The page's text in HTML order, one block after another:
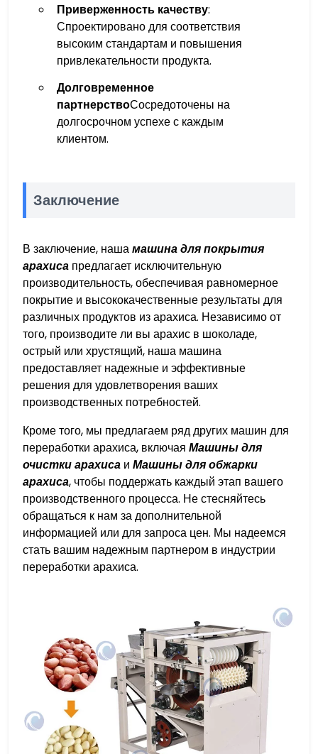
Приверженность качеству:
Спроектировано для соответствия
высоким стандартам и повышения
привлекательности продукта.
Долговременное
партнерствоСосредоточены на
долгосрочном успехе с каждым
клиентом.
Заключение
В заключение, нашамашина для покрытия
арахиса предлагает исключительную
производительность, обеспечивая равномерное
покрытие и высококачественные результаты для
различных продуктов из арахиса. Независимо от
того, производите ли вы арахис в шоколаде,
острый или хрустящий, наша машина
предоставляет надежные и эффективные
решения для удовлетворения ваших
производственных потребностей.
Кроме того, мы предлагаем ряд других машин для
переработки арахиса, включая Машины для
очистки арахиса и Машины для обжарки
арахиса, чтобы поддержать каждый этап вашего
производственного процесса. Не стесняйтесь
обращаться к нам за дополнительной
информацией или для запроса цен. Мы надеемся
стать вашим надежным партнером в индустрии
переработки арахиса.